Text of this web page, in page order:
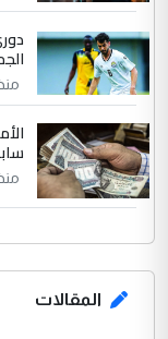
منذ 8
منذ 8
المقالات